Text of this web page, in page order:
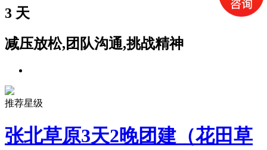
3 天
减压放松,团队沟通,挑战精神
推荐星级
张北草原3天2晚团建（花田草